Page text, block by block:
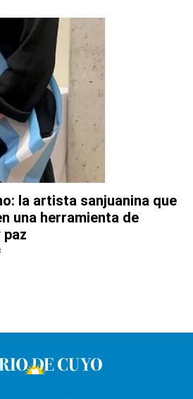
la artista sanjuanina que
una herramienta de